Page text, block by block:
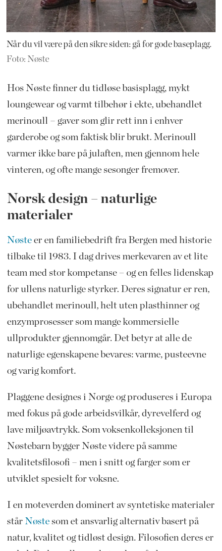
Når du vil være på den sikre siden: gå for gode baseplagg.
Foto: Nøste
Hos Nøste finner du tidløse basisplagg, mykt
loungewear og varmt tilbehør i ekte, ubehandlet
merinoull – gaver som glir rett inn i enhver
garderobe og som faktisk blir brukt. Merinoull
varmer ikke bare på julaften, men gjennom hele
vinteren, og ofte mange sesonger fremover.
Norsk design – naturlige
materialer
Nøste er en familiebedrift fra Bergen med historie
tilbake til 1983. I dag drives merkevaren av et lite
team med stor kompetanse – og en felles lidenskap
for ullens naturlige styrker. Deres signatur er ren,
ubehandlet merinoull, helt uten plasthinner og
enzymprosesser som mange kommersielle
ullprodukter gjennomgår. Det betyr at alle de
naturlige egenskapene bevares: varme, pusteevne
og varig komfort.
Plaggene designes i Norge og produseres i Europa
med fokus på gode arbeidsvilkår, dyrevelferd og
lave miljøavtrykk. Som voksenkolleksjonen til
Nøstebarn bygger Nøste videre på samme
kvalitetsfilosofi – men i snitt og farger som er
utviklet spesielt for voksne.
I en moteverden dominert av syntetiske materialer
står Nøstesom et ansvarlig alternativ basert på
natur, kvalitet og tidløst design. Filosofien deres er